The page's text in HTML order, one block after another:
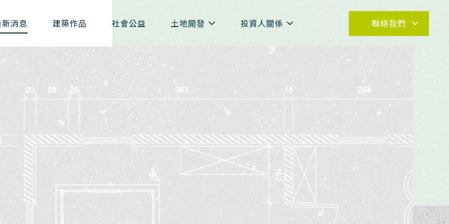
新消息 建築作品 社會公益 土地開發 投資人關係 聯絡我們
04-23273030
04-23273030 #880